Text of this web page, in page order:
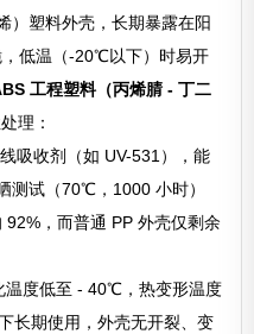
）塑料外壳，长期暴露在阳
低温（-20℃以下）时易开
工程塑料（丙烯腈 - 丁二
理：
吸收剂（如 UV-531），能
测试（70℃，1000 小时）
，而普通 PP 外壳仅剩余
温度低至 - 40℃，热变形温度
期使用，外壳无开裂、变